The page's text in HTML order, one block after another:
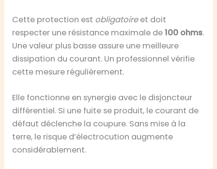
Cette protection est obligatoireet doit
respecter une résistance maximale de100 ohms.
Une valeur plus basse assure une meilleure
dissipation du courant. Un professionnel vérifie
cette mesure régulièrement.
Elle fonctionne en synergie avec le disjoncteur
différentiel. Si une fuite se produit, le courant de
défaut déclenche la coupure. Sans mise à la
terre, le risque d’électrocution augmente
considérablement.